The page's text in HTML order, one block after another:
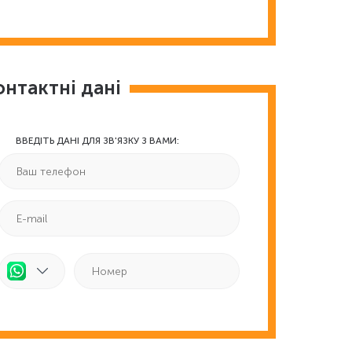
дані
ВВЕДІТЬ ДАНІ ДЛЯ ЗВ'ЯЗКУ З ВАМИ: